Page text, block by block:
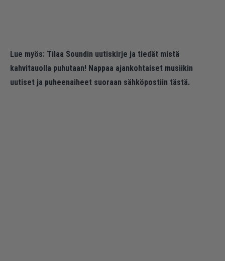
Lue myös: Tilaa Soundin uutiskirje ja tiedät mistä
kahvitauolla puhutaan! Nappaa ajankohtaiset musiikin
uutiset ja puheenaiheet suoraan sähköpostiin tästä.